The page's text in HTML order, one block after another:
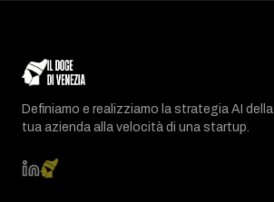
Definiamo e realizziamo la strategia AI della
tua azienda alla velocità di una startup.